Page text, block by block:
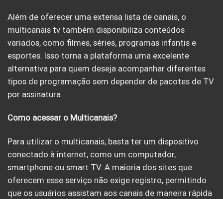
Além de oferecer uma extensa lista de canais, o
multicanais tv também disponibiliza conteúdos
variados, como filmes, séries, programas infantis e
esportes. Isso torna a plataforma uma excelente
alternativa para quem deseja acompanhar diferentes
tipos de programação sem depender de pacotes de TV
por assinatura.
Como acessar o Multicanais?
Para utilizar o multicanais, basta ter um dispositivo
conectado à internet, como um computador,
smartphone ou smart TV. A maioria dos sites que
oferecem esse serviço não exige registro, permitindo
que os usuários assistam aos canais de maneira rápida